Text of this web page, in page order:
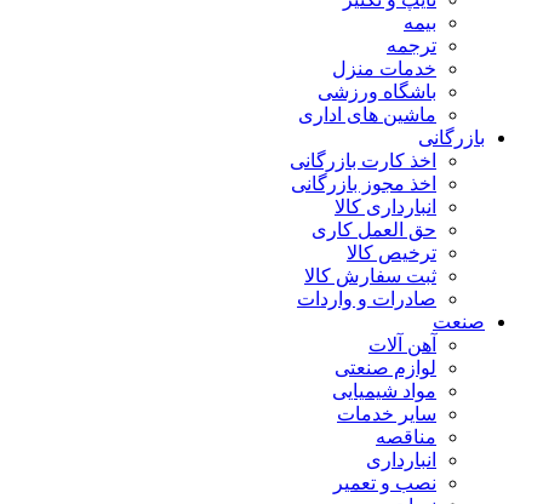
بیمه
ترجمه
خدمات منزل
باشگاه ورزشی
ماشین های اداری
بازرگانی
اخذ کارت بازرگانی
اخذ مجوز بازرگانی
انبارداری کالا
حق العمل کاری
ترخیص کالا
ثبت سفارش کالا
صادرات و واردات
صنعت
آهن آلات
لوازم صنعتی
مواد شیمیایی
سایر خدمات
مناقصه
انبارداری
نصب و تعمیر